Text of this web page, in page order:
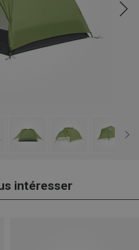
intéresser